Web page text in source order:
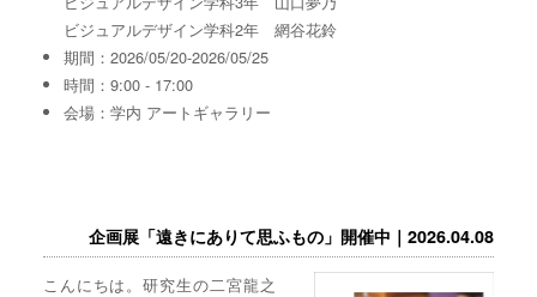
ビジュアルデザイン学科2年 網谷花鈴
期間：2026/05/20-2026/05/25
時間：9:00 - 17:00
会場：学内 アートギャラリー
企画展「遠きにありて思ふもの」開催中｜2026.04.08
こんにちは。研究生の二宮龍之